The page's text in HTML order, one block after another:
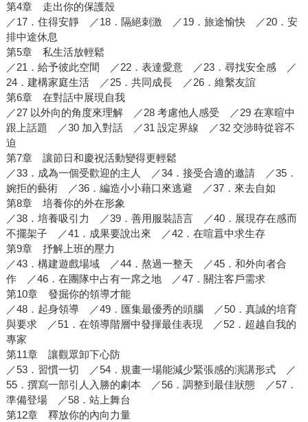
第4章 走出你的保護殼
／17．住得安靜 ／18．隔絕刺激 ／19．旅途愉快 ／20．安
排中途休息
第5章 私生活放輕鬆
／21．給予彼此空間 ／22．表達愛意 ／23．尋找安全感 ／
24．建構家庭生活 ／25．共同成長 ／26．維繫友誼
第6章 在對話中展現自我
／27 以外向的角度來理解 ／28 考慮他人感受 ／29 在寒暄中
跟上話題 ／30 加入對話 ／31 設定界線 ／32 交涉時從容不
迫
第7章 讓節日和慶祝活動變得更輕鬆
／33．成為一個受歡迎的主人 ／34．接受合適的邀請 ／35．
婉拒的藝術 ／36．編造小小藉口來逃避 ／37．來去自如
第8章 培養你的外在形象
／38．培養吸引力 ／39．善用服裝語言 ／40．展現存在感而
不擺架子 ／41．成果要說出來 ／42．在喧囂中求生存
第9章 抒解上班的壓力
／43．構建遊戲場域 ／44．熬過一整天 ／45．和外向者合
作 ／46．在團隊中占有一席之地 ／47．關注客戶需求
第10章 發掘你的領導才能
／48．起身領導 ／49．匯集最優秀的頭腦 ／50．真誠的培育
與要求 ／51．在領導階層中發揮最佳表現 ／52．超越自我的
專家
第11章 讓觀眾卸下心防
／53．習慣一切 ／54．規畫一場能減少緊張感的演講形式 ／
55．撰寫一部引人入勝的劇本 ／56．調整到最佳狀態 ／57．
準備登場 ／58．站上舞台
第12章 釋放你的內向力量